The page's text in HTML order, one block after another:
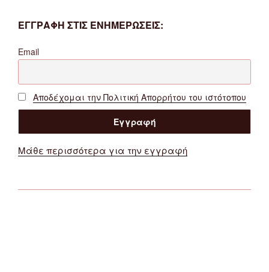
ΕΓΓΡΑΦΗ ΣΤΙΣ ΕΝΗΜΕΡΩΣΕΙΣ:
Email
Αποδέχομαι την Πολιτική Απορρήτου του ιστότοπου
Μάθε περισσότερα για την εγγραφή